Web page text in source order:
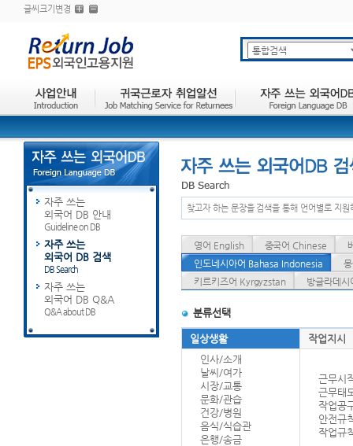
글씨크기변경
자주 쓰는
외국어 DB 안내
Guideline on DB
자주 쓰는
외국어 DB 검색
DB Search
자주 쓰는
외국어 DB Q&A
Q&A about DB
찾고자 하는 문장을 검색을 통해 언어별로 지원
영어 English 중국어 Chinese
인도네시아어 Bahasa Indonesia
키르키즈어 Kyrgyzstan
방글라데
분류선택
일상생활
작업지시
인사/소개
날씨/여가
시장/교통
문화/관습
건강/병원
음식/식습관
은행/송금
근무시
근무태
작업공
안전규
작업규